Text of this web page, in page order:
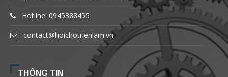
Hotline: 0945388455
contact@hoichotrienlam.vn
THÔNG TIN